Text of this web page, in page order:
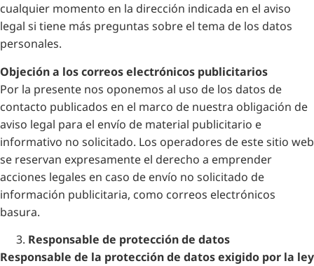
cualquier momento en la dirección indicada en el aviso
legal si tiene más preguntas sobre el tema de los datos
personales.
Objeción a los correos electrónicos publicitarios
Por la presente nos oponemos al uso de los datos de
contacto publicados en el marco de nuestra obligación de
aviso legal para el envío de material publicitario e
informativo no solicitado. Los operadores de este sitio web
se reservan expresamente el derecho a emprender
acciones legales en caso de envío no solicitado de
información publicitaria, como correos electrónicos
basura.
Responsable de protección de datos
Responsable de la protección de datos exigido por la ley